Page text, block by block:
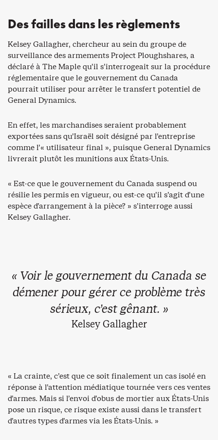
Des failles dans les règlements
Kelsey Gallagher, chercheur au sein du groupe de
surveillance des armements Project Ploughshares, a
déclaré à The Maple qu’il s’interrogeait sur la procédure
réglementaire que le gouvernement du Canada
pourrait utiliser pour arrêter le transfert potentiel de
General Dynamics.
En effet, les marchandises seraient probablement
exportées sans qu’Israël soit désigné par l’entreprise
comme l’« utilisateur final », puisque General Dynamics
livrerait plutôt les munitions aux États-Unis.
« Est-ce que le gouvernement du Canada suspend ou
résilie les permis en vigueur, ou est-ce qu’il s’agit d’une
espèce d’arrangement à la pièce? » s’interroge aussi
Kelsey Gallagher.
« Voir le gouvernement du Canada se
démener pour gérer ce problème très
sérieux, c’est gênant. »
Kelsey Gallagher
« La crainte, c’est que ce soit finalement un cas isolé en
réponse à l’attention médiatique tournée vers ces ventes
d’armes. Mais si l’envoi d’obus de mortier aux États-Unis
pose un risque, ce risque existe aussi dans le transfert
d’autres types d’armes via les États-Unis. »